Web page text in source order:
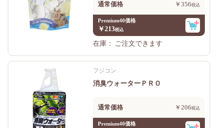
通常価格 ￥356
Premium40価格
￥213
在庫：
ご注文できます
フジコン
消臭ウォーターＰＲＯ
通常価格 ￥206
Premium40価格